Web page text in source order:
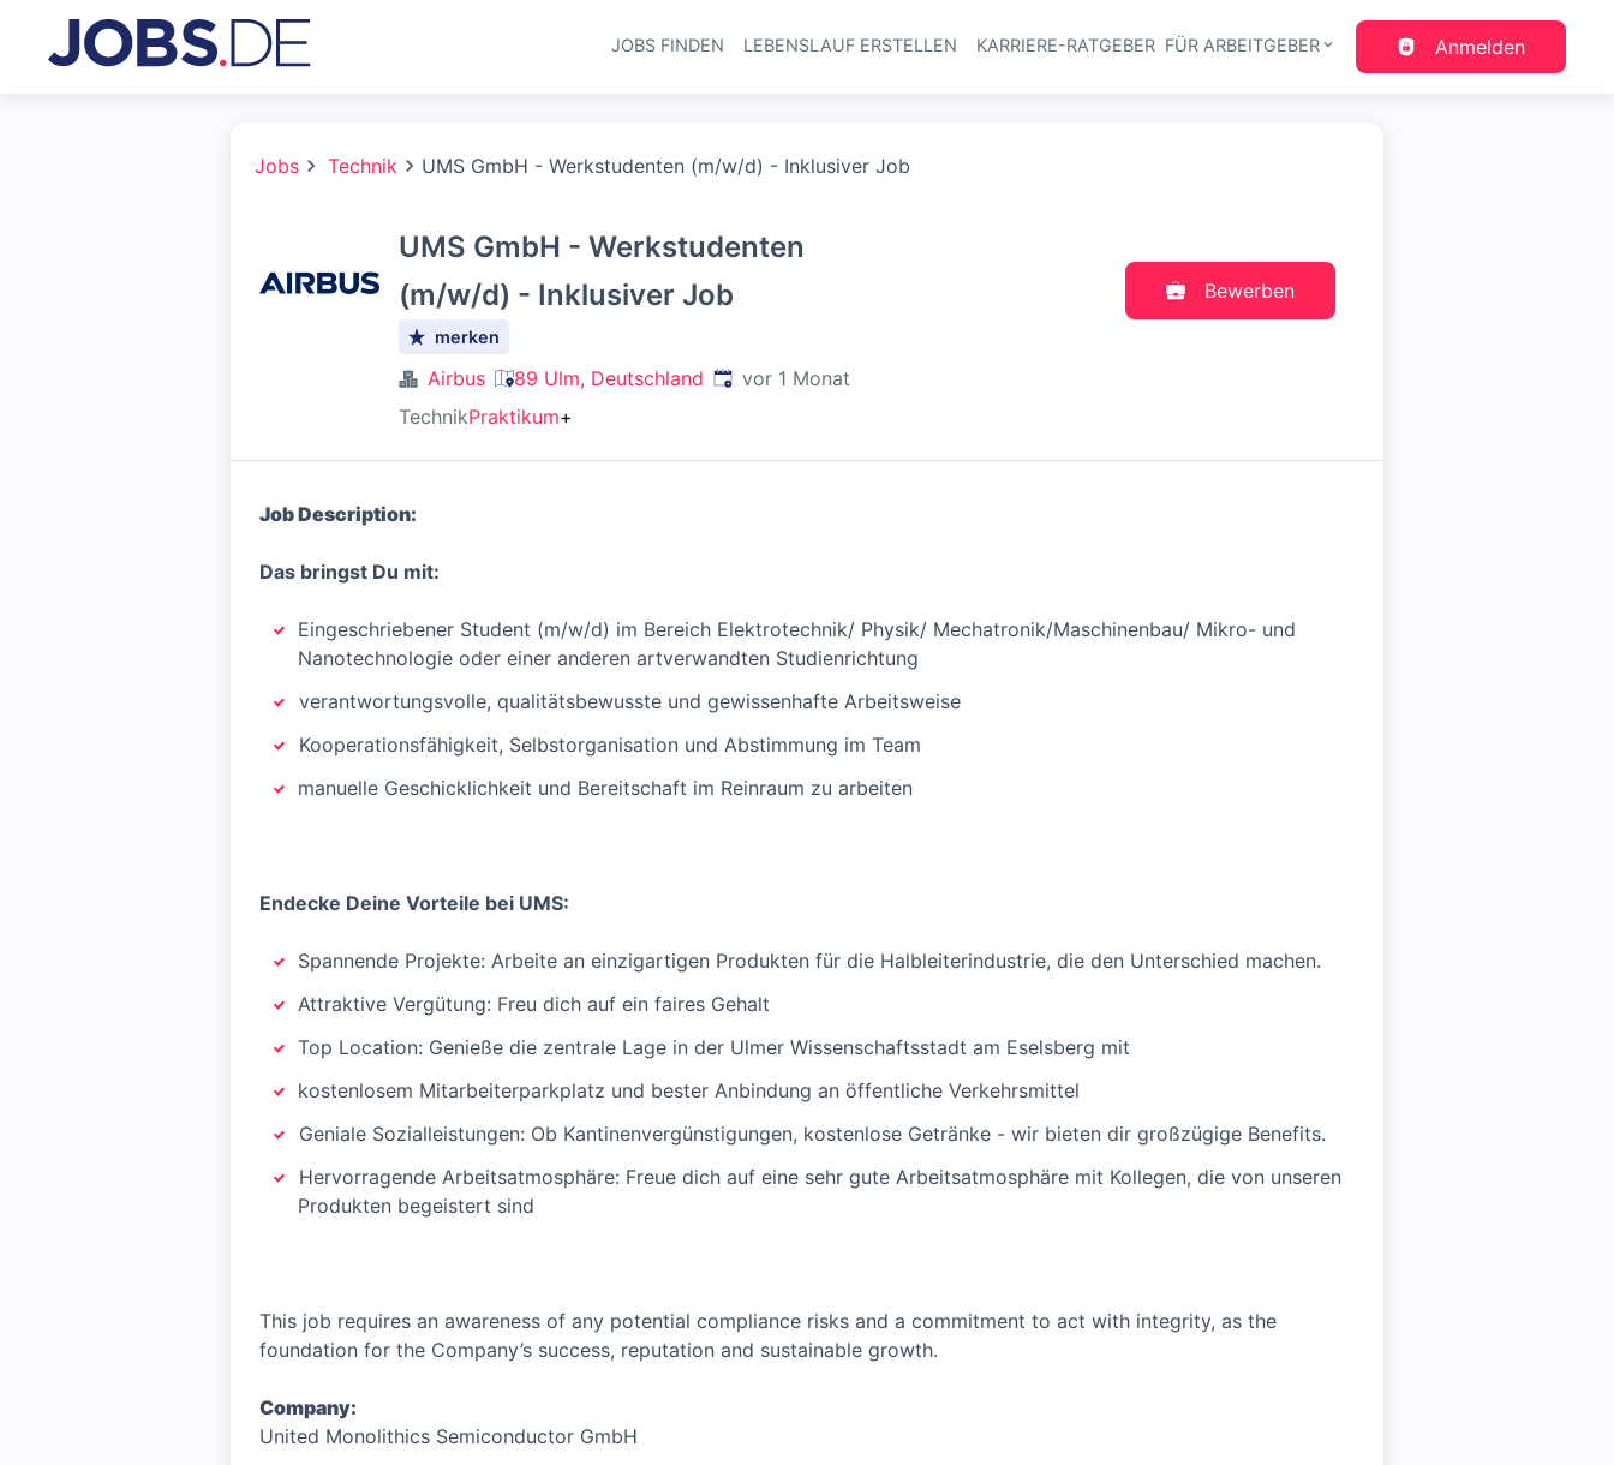
Haupt-Navigation
JOBS FINDEN LEBENSLAUF ERSTELLEN KARRIERE-RATGEBER FÜR ARBEITGEBER Anmelden
Jobs Technik UMS GmbH - Werkstudenten (m/w/d) - Inklusiver Job
UMS GmbH - Werkstudenten
(m/w/d) - Inklusiver Job
merken
Airbus 89 Ulm, Deutschland Veröffentlicht:
vor 1 Monat
TechnikPraktikum+
Bewerben
Job Description:
Das bringst Du mit:
Eingeschriebener Student (m/w/d) im Bereich Elektrotechnik/ Physik/ Mechatronik/Maschinenbau/ Mikro- und
Nanotechnologie oder einer anderen artverwandten Studienrichtung
verantwortungsvolle, qualitätsbewusste und gewissenhafte Arbeitsweise
Kooperationsfähigkeit, Selbstorganisation und Abstimmung im Team
manuelle Geschicklichkeit und Bereitschaft im Reinraum zu arbeiten
Endecke Deine Vorteile bei UMS:
Spannende Projekte: Arbeite an einzigartigen Produkten für die Halbleiterindustrie, die den Unterschied machen.
Attraktive Vergütung: Freu dich auf ein faires Gehalt
Top Location: Genieße die zentrale Lage in der Ulmer Wissenschaftsstadt am Eselsberg mit
kostenlosem Mitarbeiterparkplatz und bester Anbindung an öffentliche Verkehrsmittel
Geniale Sozialleistungen: Ob Kantinenvergünstigungen, kostenlose Getränke - wir bieten dir großzügige Benefits.
Hervorragende Arbeitsatmosphäre: Freue dich auf eine sehr gute Arbeitsatmosphäre mit Kollegen, die von unseren
Produkten begeistert sind
This job requires an awareness of any potential compliance risks and a commitment to act with integrity, as the
foundation for the Company’s success, reputation and sustainable growth.
Company:
United Monolithics Semiconductor GmbH